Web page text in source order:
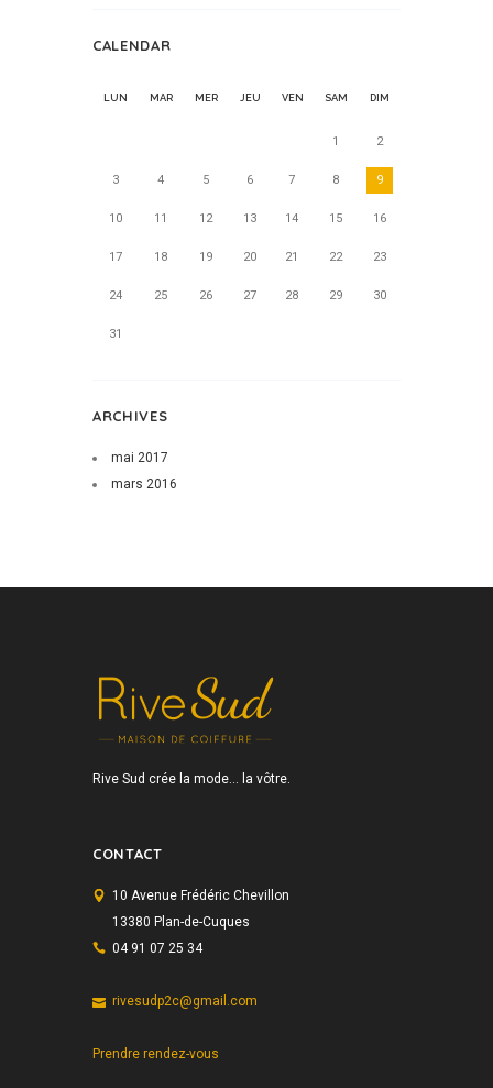
CALENDAR
LUN MAR MER JEU VEN SAM DIM
1 2
3 4 5 6 7 8 9
10 11 12 13 14 15 16
17 18 19 20 21 22 23
24 25 26 27 28 29 30
31
ARCHIVES
mai 2017
mars 2016
Rive Sud crée la mode… la vôtre.
CONTACT
10 Avenue Frédéric Chevillon
13380 Plan-de-Cuques
04 91 07 25 34
rivesudp2c@gmail.com
Prendre rendez-vous